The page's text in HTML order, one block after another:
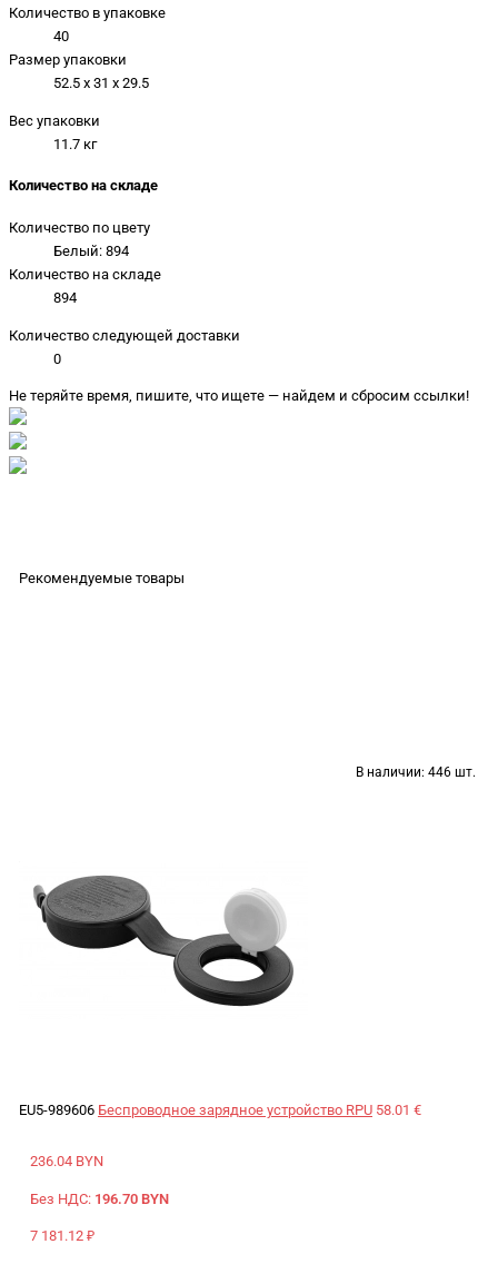
Количество в упаковке
40
Размер упаковки
52.5 x 31 x 29.5
Вес упаковки
11.7 кг
Количество на складе
Количество по цвету
Белый: 894
Количество на складе
894
Количество следующей доставки
0
Не теряйте время, пишите, что ищете — найдем и сбросим ссылки!
Рекомендуемые товары
В наличии: 446 шт.
EU5-989606 Беспроводное зарядное устройство RPU 58.01 €
236.04 BYN
Без НДС: 196.70 BYN
7 181.12 ₽